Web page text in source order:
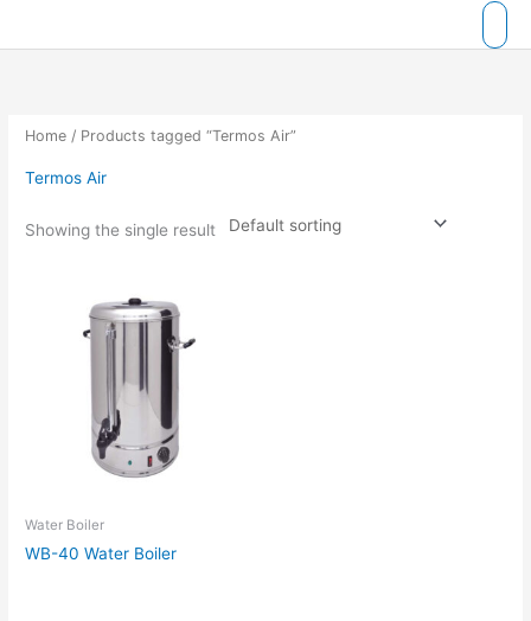
Home / Products tagged “Termos Air”
Termos Air
Showing the single result
Water Boiler
WB-40 Water Boiler